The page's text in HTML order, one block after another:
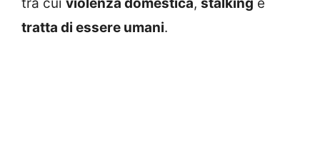
tratta di essere umani.